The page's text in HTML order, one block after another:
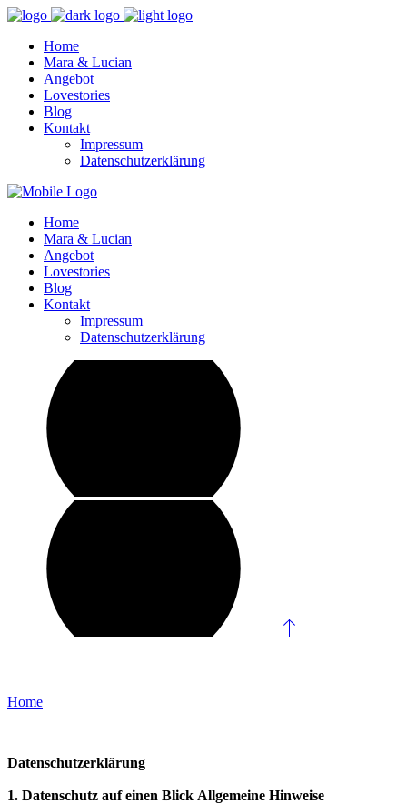
Home
Mara & Lucian
Angebot
Lovestories
Blog
Kontakt
Impressum
Datenschutzerklärung
Home
Mara & Lucian
Angebot
Lovestories
Blog
Kontakt
Impressum
Datenschutzerklärung
Home
Datenschutzerklärung
1. Datenschutz auf einen Blick Allgemeine Hinweise